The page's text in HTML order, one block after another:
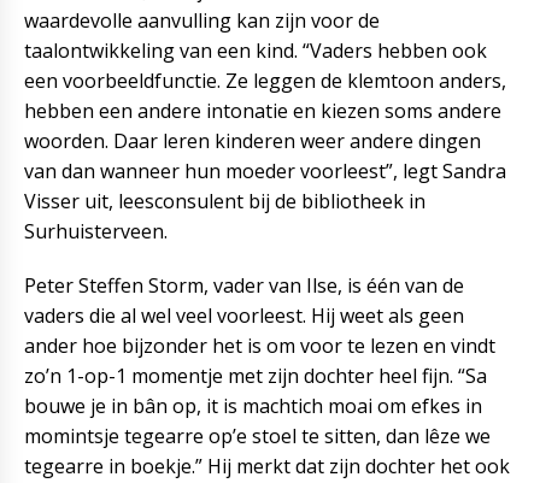
waardevolle aanvulling kan zijn voor de
taalontwikkeling van een kind. “Vaders hebben ook
een voorbeeldfunctie. Ze leggen de klemtoon anders,
hebben een andere intonatie en kiezen soms andere
woorden. Daar leren kinderen weer andere dingen
van dan wanneer hun moeder voorleest”, legt Sandra
Visser uit, leesconsulent bij de bibliotheek in
Surhuisterveen.
Peter Steffen Storm, vader van Ilse, is één van de
vaders die al wel veel voorleest. Hij weet als geen
ander hoe bijzonder het is om voor te lezen en vindt
zo’n 1-op-1 momentje met zijn dochter heel fijn. “Sa
bouwe je in bân op, it is machtich moai om efkes in
momintsje tegearre op’e stoel te sitten, dan lêze we
tegearre in boekje.” Hij merkt dat zijn dochter het ook